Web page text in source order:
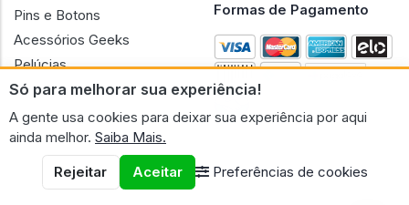
Só para melhorar sua experiência!
A gente usa cookies para deixar sua experiência por aqui
ainda melhor. Saiba Mais.
Rejeitar
Aceitar Preferências de cookies
Pins e Botons
Acessórios Geeks
Pelúcias
Bonecas
Formas de Pagamento
CNPJ n.º 30.220.458/0001-17 - GERAL GEEK PORTAL ELETRONICO